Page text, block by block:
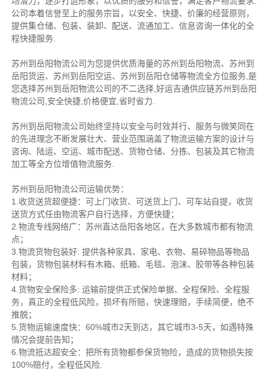
公司本着信誉至上的服务宗旨，以安全、快捷、价廉的经营原则，
提供集仓储、包装、装卸、配送、流通加工、信息咨询一体化的全
程快捷服务.
苏州到岳阳物流公司为您提供优质海量的苏州到岳阳物流、苏州到
岳阳货运、苏州到岳阳空运、苏州到岳阳仓储等物流全方位服务,是
您选择苏州到岳阳物流公司的不二选择,好运吉通供应链苏州到岳阳
物流公司,安全快捷,价格便宜,省时省力.
苏州到岳阳物流公司始终坚持以安全与时效并行、服务与微笑同在
的先进理念不断发展壮大、营业范围涵盖了物流运输方案的设计与
咨询、陆运、空运、城市配送、货物仓储、分拣、包装及其它物流
加工等全方位增值物流服务.
苏州到岳阳物流公司运输优势：
1.收货送货超便捷：可上门收货、可送货上门、可车站自提，收货
送货方式任由物流客户自行选择，方便快捷；
2.物流专线网络广：苏州直达岳阳各地区，在大多数城市都有物流
点；
3.物流货物包装好: 提供各种家具、家电、衣物、易碎物品等物品
包装，货物包装材料有木箱、纸箱、毛毯、泡沫、胶带等各种包装
材料；
4.货物安全保险多: 运输前提供正式保险单据、全程保险、全程服
务，真正的全程低风险，损坏有所赔，快速理赔，手续简便，绝不
推脱；
5.货物运输速度快：60%城市2天到达，其它城市3-5天，如遇特殊
情况会提前告知；
6.物流抵达超安全：把所有货物都参保货物险，造成的货物损失按
100%赔付，全程低风险.